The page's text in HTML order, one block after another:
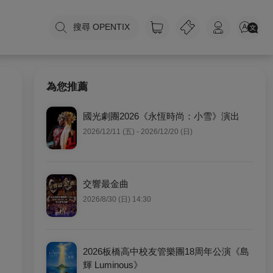
搜尋 OPENTIX
為您推薦
國光劇團2026《永恆時尚：小雪》演出
2026/12/11 (五) - 2026/12/20 (日)
交響最金曲
2026/8/30 (日) 14:30
2026板橋高中校友管樂團18周年公演《島
輝 Luminous》